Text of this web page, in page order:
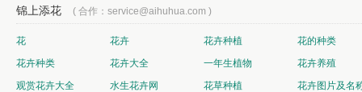
锦上添花 ( 合作：service@aihuhua.com )
花 花卉 花卉种植
花的种类
花卉种类
花卉大全 一年生植物
花卉养殖
观赏花卉大全
水生花卉网 花草种植
花卉图片及名